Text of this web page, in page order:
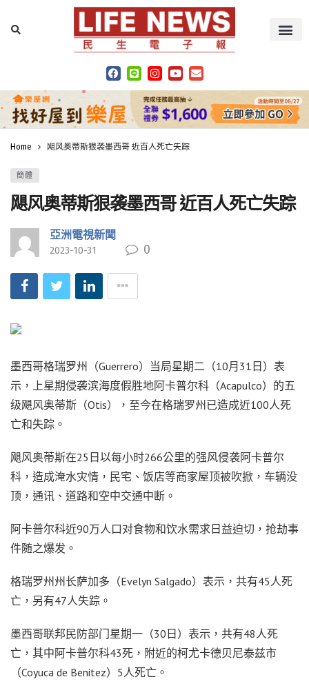
Home 飓风奥蒂斯狠袭墨西哥 近百人死亡失踪
簡體
飓风奥蒂斯狠袭墨西哥 近百人死亡失踪
亞洲電視新聞
2023-10-31 0
墨西哥格瑞罗州（Guerrero）当局星期二（10月31日）表
示，上星期侵袭滨海度假胜地阿卡普尔科（Acapulco）的五
级飓风奥蒂斯（Otis），至今在格瑞罗州已造成近100人死
亡和失踪。
飓风奥蒂斯在25日以每小时266公里的强风侵袭阿卡普尔
科，造成淹水灾情，民宅、饭店等商家屋顶被吹掀，车辆没
顶，通讯、道路和空中交通中断。
阿卡普尔科近90万人口对食物和饮水需求日益迫切，抢劫事
件随之爆发。
格瑞罗州州长萨加多（Evelyn Salgado）表示，共有45人死
亡，另有47人失踪。
墨西哥联邦民防部门星期一（30日）表示，共有48人死
亡，其中阿卡普尔科43死，附近的柯尤卡德贝尼泰兹市
（Coyuca de Benitez）5人死亡。